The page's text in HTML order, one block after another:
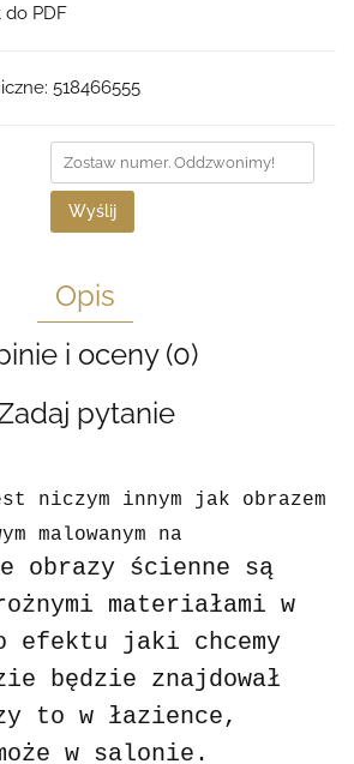
do PDF
518466555
Wyślij
Opis
i oceny (0)
pytanie
niczym innym jak obrazem
malowanym na
obrazy ścienne są
materiałami w
efektu jaki chcemy
będzie znajdował
to w łazience,
w salonie.